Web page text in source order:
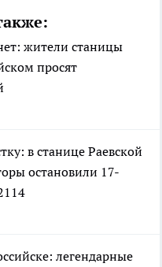
жители станицы
просят
в станице Раевской
остановили 17-
легендарные